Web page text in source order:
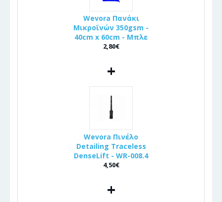
Wevora Πανάκι
Μικροϊνών 350gsm -
40cm x 60cm - Μπλε
2,80€
+
Wevora Πινέλo
Detailing Traceless
DenseLift - WR-008.4
4,50€
+